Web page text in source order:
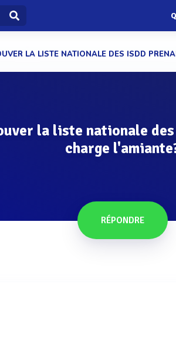
LA LISTE NATIONALE DES ISDD
la liste nationale des
charge
RÉPONDRE